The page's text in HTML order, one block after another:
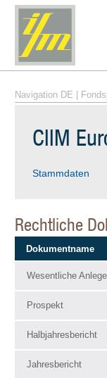
Navigation DE
CIIM
Stammdaten
Rechtliche
Dokumentname
Wesentliche
Prospekt
Halbjahresbericht
Jahresbericht